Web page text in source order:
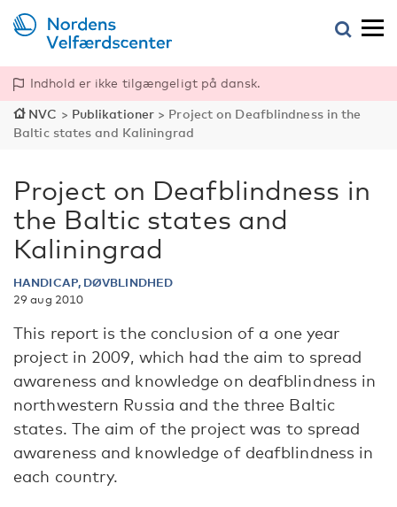
Indhold er ikke tilgængeligt på dansk.
NVC > Publikationer > Project on Deafblindness in the
Baltic states and Kaliningrad
Project on Deafblindness in
the Baltic states and
Kaliningrad
HANDICAP, DØVBLINDHED
29 aug 2010
This report is the conclusion of a one year
project in 2009, which had the aim to spread
awareness and knowledge on deafblindness in
northwestern Russia and the three Baltic
states. The aim of the project was to spread
awareness and knowledge of deafblindness in
each country.